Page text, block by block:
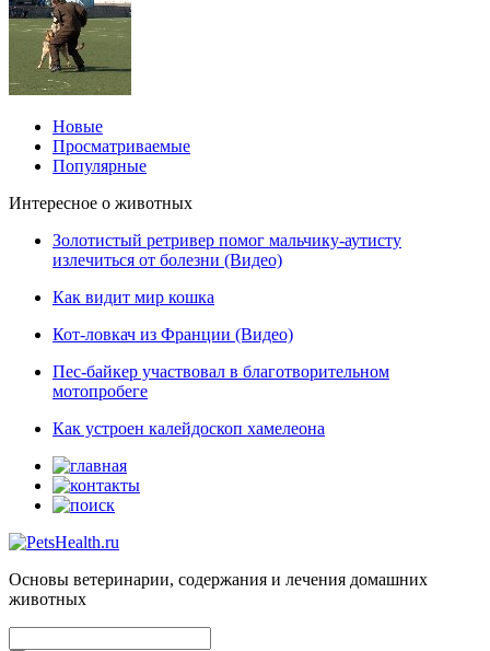
Новые
Просматриваемые
Популярные
Интересное о животных
Золотистый ретривер помог мальчику-аутисту
излечиться от болезни (Видео)
Как видит мир кошка
Кот-ловкач из Франции (Видео)
Пес-байкер участвовал в благотворительном
мотопробеге
Как устроен калейдоскоп хамелеона
Основы ветеринарии, содержания и лечения домашних
животных